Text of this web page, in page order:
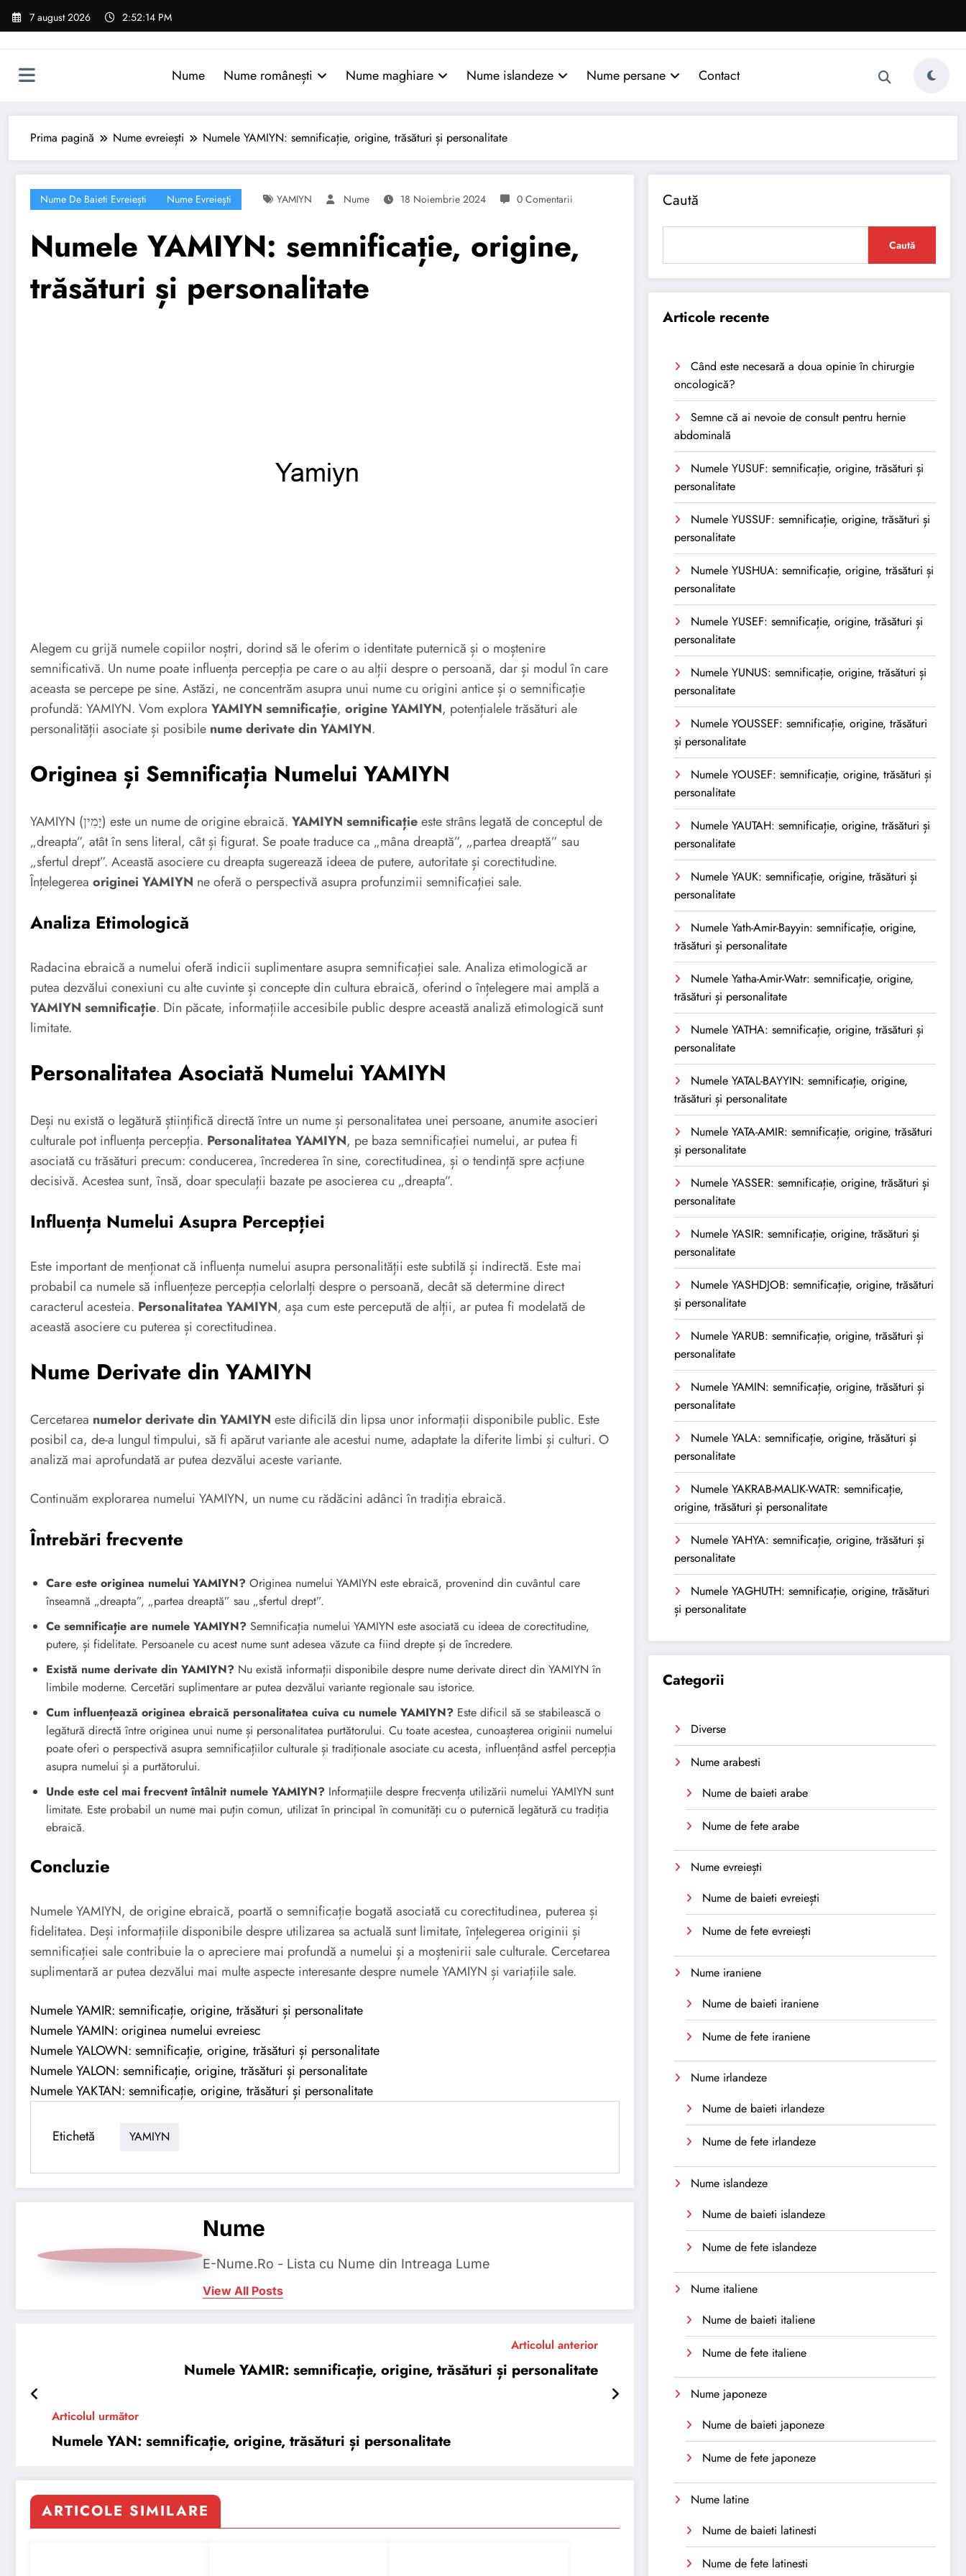
Sari
7 august 2026 2:52:15 PM
Nume Nume românești Nume maghiare Nume islandeze Nume persane Contact
Prima pagină Nume evreiești Numele YAMIYN: semnificație, origine, trăsături și personalitate
Nume De Baieti Evreiești Nume Evreiești YAMIYN Nume 18 Noiembrie 2024 0 Comentarii
Numele YAMIYN: semnificație, origine,
trăsături și personalitate
Alegem cu grijă numele copiilor noștri, dorind să le oferim o identitate puternică și o moștenire
semnificativă. Un nume poate influența percepția pe care o au alții despre o persoană, dar și modul în care
aceasta se percepe pe sine. Astăzi, ne concentrăm asupra unui nume cu origini antice și o semnificație
profundă: YAMIYN. Vom explora YAMIYN semnificație, origine YAMIYN, potențialele trăsături ale
personalității asociate și posibile nume derivate din YAMIYN.
Originea și Semnificația Numelui YAMIYN
YAMIYN (יָמִין) este un nume de origine ebraică. YAMIYN semnificațieeste strâns legată de conceptul de
„dreapta”, atât în sens literal, cât și figurat. Se poate traduce ca „mâna dreaptă”, „partea dreaptă” sau
„sfertul drept”. Această asociere cu dreapta sugerează ideea de putere, autoritate și corectitudine.
Înțelegerea originei YAMIYN ne oferă o perspectivă asupra profunzimii semnificației sale.
Analiza Etimologică
Radacina ebraică a numelui oferă indicii suplimentare asupra semnificației sale. Analiza etimologică ar
putea dezvălui conexiuni cu alte cuvinte și concepte din cultura ebraică, oferind o înțelegere mai amplă a
YAMIYN semnificație. Din păcate, informațiile accesibile public despre această analiză etimologică sunt
limitate.
Personalitatea Asociată Numelui YAMIYN
Deși nu există o legătură științifică directă între un nume și personalitatea unei persoane, anumite asocieri
culturale pot influența percepția. Personalitatea YAMIYN, pe baza semnificației numelui, ar putea fi
asociată cu trăsături precum: conducerea, încrederea în sine, corectitudinea, și o tendință spre acțiune
decisivă. Acestea sunt, însă, doar speculații bazate pe asocierea cu „dreapta”.
Influența Numelui Asupra Percepției
Este important de menționat că influența numelui asupra personalității este subtilă și indirectă. Este mai
probabil ca numele să influențeze percepția celorlalți despre o persoană, decât să determine direct
caracterul acesteia. Personalitatea YAMIYN, așa cum este percepută de alții, ar putea fi modelată de
această asociere cu puterea și corectitudinea.
Nume Derivate din YAMIYN
Cercetarea numelor derivate din YAMIYN este dificilă din lipsa unor informații disponibile public. Este
posibil ca, de-a lungul timpului, să fi apărut variante ale acestui nume, adaptate la diferite limbi și culturi. O
analiză mai aprofundată ar putea dezvălui aceste variante.
Continuăm explorarea numelui YAMIYN, un nume cu rădăcini adânci în tradiția ebraică.
Întrebări frecvente
Care este originea numelui YAMIYN? Originea numelui YAMIYN este ebraică, provenind din cuvântul care
înseamnă „dreapta”, „partea dreaptă” sau „sfertul drept”.
Ce semnificație are numele YAMIYN? Semnificația numelui YAMIYN este asociată cu ideea de corectitudine,
putere, și fidelitate. Persoanele cu acest nume sunt adesea văzute ca fiind drepte și de încredere.
Există nume derivate din YAMIYN? Nu există informații disponibile despre nume derivate direct din YAMIYN în
limbile moderne. Cercetări suplimentare ar putea dezvălui variante regionale sau istorice.
Cum influențează originea ebraică personalitatea cuiva cu numele YAMIYN? Este dificil să se stabilească o
legătură directă între originea unui nume și personalitatea purtătorului. Cu toate acestea, cunoașterea originii numelui
poate oferi o perspectivă asupra semnificațiilor culturale și tradiționale asociate cu acesta, influențând astfel percepția
asupra numelui și a purtătorului.
Unde este cel mai frecvent întâlnit numele YAMIYN? Informațiile despre frecvența utilizării numelui YAMIYN sunt
limitate. Este probabil un nume mai puțin comun, utilizat în principal în comunități cu o puternică legătură cu tradiția
ebraică.
Concluzie
Numele YAMIYN, de origine ebraică, poartă o semnificație bogată asociată cu corectitudinea, puterea și
fidelitatea. Deși informațiile disponibile despre utilizarea sa actuală sunt limitate, înțelegerea originii și
semnificației sale contribuie la o apreciere mai profundă a numelui și a moștenirii sale culturale. Cercetarea
suplimentară ar putea dezvălui mai multe aspecte interesante despre numele YAMIYN și variațiile sale.
Numele YAMIR: semnificație, origine, trăsături și personalitate
Numele YAMIN: originea numelui evreiesc
Numele YALOWN: semnificație, origine, trăsături și personalitate
Numele YALON: semnificație, origine, trăsături și personalitate
Numele YAKTAN: semnificație, origine, trăsături și personalitate
Etichetă YAMIYN
Nume
E-Nume.Ro - Lista cu Nume din Intreaga Lume
View All Posts
Articolul anterior
Numele YAMIR: semnificație, origine, trăsături și personalitate
Articolul următor
Numele YAN: semnificație, origine, trăsături și personalitate
ARTICOLE SIMILARE
Caută
Caută
Articole recente
Când este necesară a doua opinie în chirurgie
oncologică?
Semne că ai nevoie de consult pentru hernie
abdominală
Numele YUSUF: semnificație, origine, trăsături și
personalitate
Numele YUSSUF: semnificație, origine, trăsături și
personalitate
Numele YUSHUA: semnificație, origine, trăsături și
personalitate
Numele YUSEF: semnificație, origine, trăsături și
personalitate
Numele YUNUS: semnificație, origine, trăsături și
personalitate
Numele YOUSSEF: semnificație, origine, trăsături
și personalitate
Numele YOUSEF: semnificație, origine, trăsături și
personalitate
Numele YAUTAH: semnificație, origine, trăsături și
personalitate
Numele YAUK: semnificație, origine, trăsături și
personalitate
Numele Yath-Amir-Bayyin: semnificație, origine,
trăsături și personalitate
Numele Yatha-Amir-Watr: semnificație, origine,
trăsături și personalitate
Numele YATHA: semnificație, origine, trăsături și
personalitate
Numele YATAL-BAYYIN: semnificație, origine,
trăsături și personalitate
Numele YATA-AMIR: semnificație, origine, trăsături
și personalitate
Numele YASSER: semnificație, origine, trăsături și
personalitate
Numele YASIR: semnificație, origine, trăsături și
personalitate
Numele YASHDJOB: semnificație, origine, trăsături
și personalitate
Numele YARUB: semnificație, origine, trăsături și
personalitate
Numele YAMIN: semnificație, origine, trăsături și
personalitate
Numele YALA: semnificație, origine, trăsături și
personalitate
Numele YAKRAB-MALIK-WATR: semnificație,
origine, trăsături și personalitate
Numele YAHYA: semnificație, origine, trăsături și
personalitate
Numele YAGHUTH: semnificație, origine, trăsături
și personalitate
Categorii
Diverse
Nume arabesti
Nume de baieti arabe
Nume de fete arabe
Nume evreiești
Nume de baieti evreiești
Nume de fete evreiești
Nume iraniene
Nume de baieti iraniene
Nume de fete iraniene
Nume irlandeze
Nume de baieti irlandeze
Nume de fete irlandeze
Nume islandeze
Nume de baieti islandeze
Nume de fete islandeze
Nume italiene
Nume de baieti italiene
Nume de fete italiene
Nume japoneze
Nume de baieti japoneze
Nume de fete japoneze
Nume latine
Nume de baieti latinesti
Nume de fete latinesti